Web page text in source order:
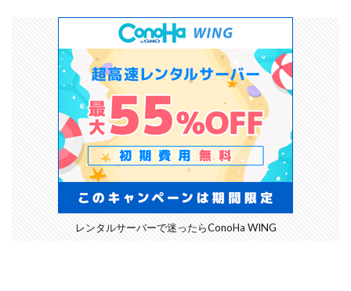
レンタルサーバーで迷ったらConoHa WING